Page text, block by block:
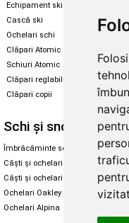
Echipament ski
Cască ski
Ochelari schi
Clăpari Atomic
Schiuri Atomic
Clăpari reglabili
Clăpari copii
Schi și snowboard
Îmbrăcăminte schi și snowboard
Căști și ochelari de iarnă
Căști și ochelari Alpina
Ochelari Oakley
Ochelari Alpina